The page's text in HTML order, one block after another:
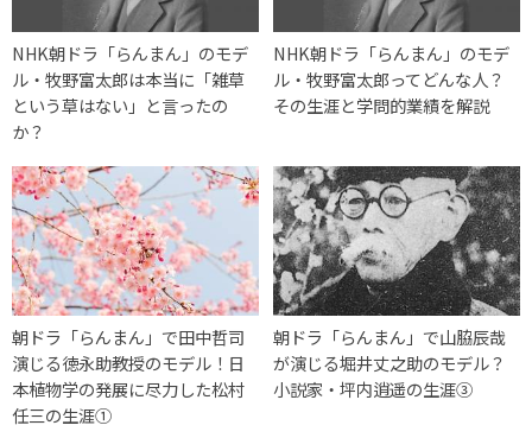
NHK朝ドラ「らんまん」のモデ
ル・牧野富太郎は本当に「雑草
という草はない」と言ったの
か？
NHK朝ドラ「らんまん」のモデ
ル・牧野富太郎ってどんな人？
その生涯と学問的業績を解説
朝ドラ「らんまん」で田中哲司
演じる徳永助教授のモデル！日
本植物学の発展に尽力した松村
任三の生涯①
朝ドラ「らんまん」で山脇辰哉
が演じる堀井丈之助のモデル？
小説家・坪内逍遥の生涯③